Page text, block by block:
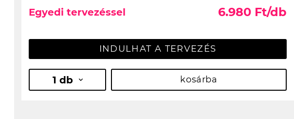
Egyedi tervezéssel 6.980 Ft/db
INDULHAT A TERVEZÉS
1 db kosárba